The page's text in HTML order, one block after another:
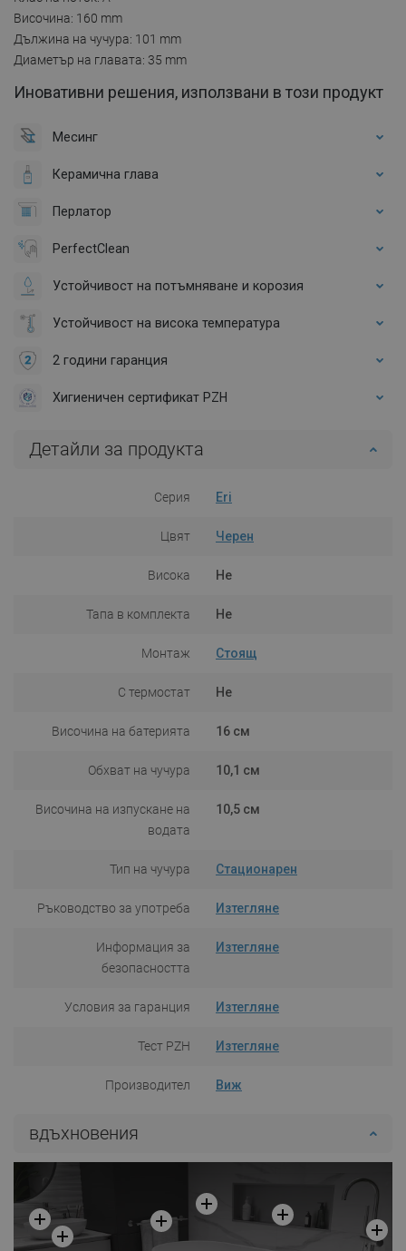
Височина: 160 mm
Дължина на чучура: 101 mm
Диаметър на главата: 35 mm
Иновативни решения, използвани в този продукт
Месинг
Керамична глава
Перлатор
PerfectClean
Устойчивост на потъмняване и корозия
Устойчивост на висока температура
2 години гаранция
Хигиеничен сертификат PZH
Детайли за продукта
Серия Eri
Цвят Черен
Висока Не
Тапа в комплекта Не
Монтаж Стоящ
С термостат Не
Височина на батерията 16 см
Обхват на чучура 10,1 см
Височина на изпускане на
водата
10,5 см
Тип на чучура Стационарен
Ръководство за употреба Изтегляне
Информация за
безопасността
Изтегляне
Условия за гаранция Изтегляне
Тест PZH Изтегляне
Производител Виж
вдъхновения